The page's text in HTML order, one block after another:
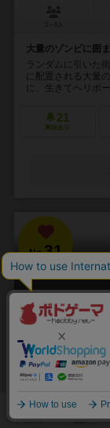
大量のゾンビに囲
ランダムに引いた
に配置される大量
に、生きてヘリポ
21
興味あり
No.31
3～5人
責任をなすりつけ
「お前がやったん